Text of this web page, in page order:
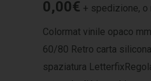
0,00€ + spedizione,
Colormat vinile opaco
60/80 Retro carta
spaziatura